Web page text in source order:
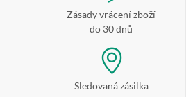
Zásady vrácení zboží
do 30 dnů
Sledovaná zásilka